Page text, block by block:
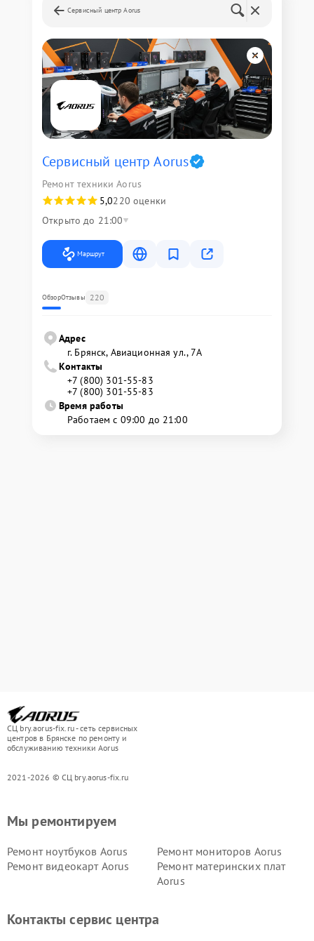
Сервисный центр Aorus
Сервисный центр Aorus
Ремонт техники Aorus
5,0220 оценки
Открыто до 21:00
Маршрут
ОбзорОтзывы 220
Адрес
г. Брянск, Авиационная ул., 7А
Контакты
+7 (800) 301-55-83
+7 (800) 301-55-83
Время работы
Работаем с 09:00 до 21:00
СЦ bry.aorus-fix.ru - сеть сервисных
центров в Брянске по ремонту и
обслуживанию техники Aorus
2021-2026 © СЦ bry.aorus-fix.ru
Мы ремонтируем
Ремонт ноутбуков Aorus
Ремонт мониторов Aorus
Ремонт видеокарт Aorus
Ремонт материнских плат
Aorus
Контакты сервис центра